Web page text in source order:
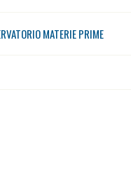
MATERIE PRIME